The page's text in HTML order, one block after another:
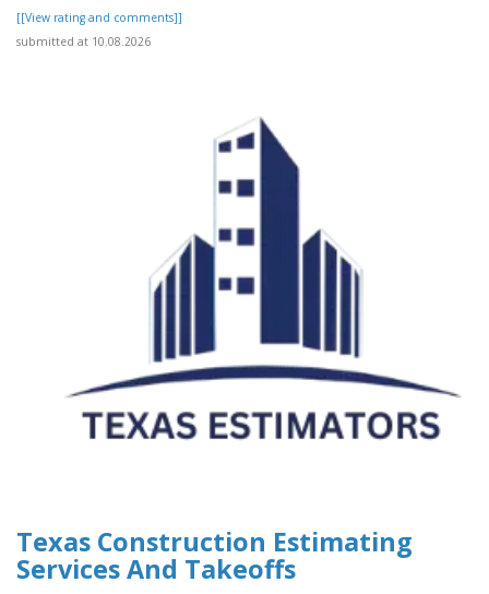
[[View rating and comments]]
submitted at 10.08.2026
Texas Construction Estimating
Services And Takeoffs